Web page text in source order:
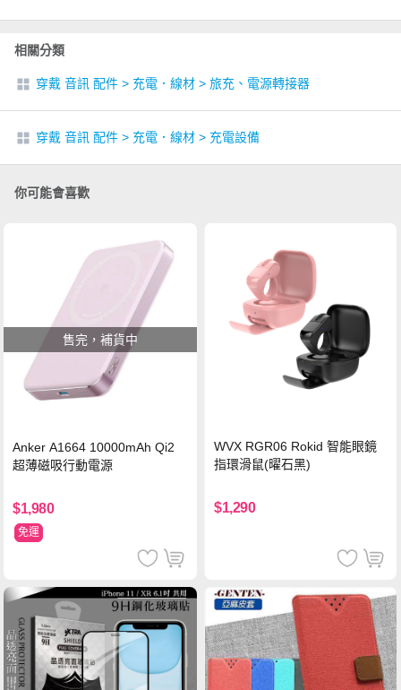
相關分類
穿戴 音訊 配件 > 充電．線材 > 旅充、電源轉接器
穿戴 音訊 配件 > 充電．線材 > 充電設備
你可能會喜歡
售完，補貨中
Anker A1664 10000mAh Qi2
超薄磁吸行動電源
$1,980
免運
WVX RGR06 Rokid 智能眼鏡
指環滑鼠(曜石黑)
$1,290